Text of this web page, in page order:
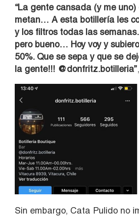
“La gente cansada (y me uno)
metan… A esta botillería les
y los filtros todas las
pero bueno… Hoy voy y
50%. Que se sepa y que se
la gente!!! @donfritz.botilleria”
Sin embargo, Cata Pulido no